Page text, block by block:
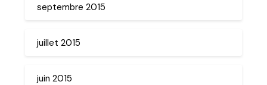
septembre 2015
juillet 2015
juin 2015